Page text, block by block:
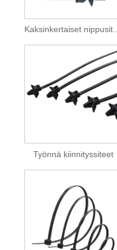
Kaksinkertaiset nippusiteet
Työnnä kiinnityssiteet